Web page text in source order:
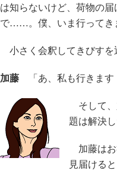
は知らないけど、荷物の
で……。僕、いま行ってき
小さく会釈してきびすを
加藤 「あ、私も行きます
そして、
題は解決し
加藤はお
見届ける